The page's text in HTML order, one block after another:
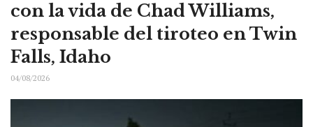
con la vida de Chad Williams,
responsable del tiroteo en Twin
Falls, Idaho
04/08/2026